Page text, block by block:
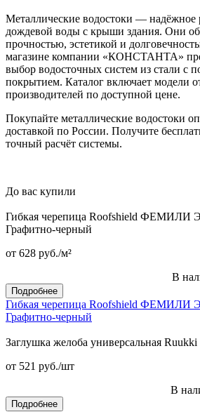
Металлические водостоки — надёжное
дождевой воды с крыши здания. Они
прочностью, эстетикой и
магазине компании «КОНСТАНТА»
выбор водосточных систем из стали с
покрытием. Каталог включает модели
производителей по доступной цене.
Покупайте металлические водостоки
доставкой по России. Получите
точный расчёт системы.
До вас купили
Гибкая черепица Roofshield
Графитно-черный
от 628 руб./м²
В
Подробнее
Гибкая черепица Roofshield
Графитно-черный
Заглушка желоба универсальная Ruukki
от 521 руб./шт
В
Подробнее